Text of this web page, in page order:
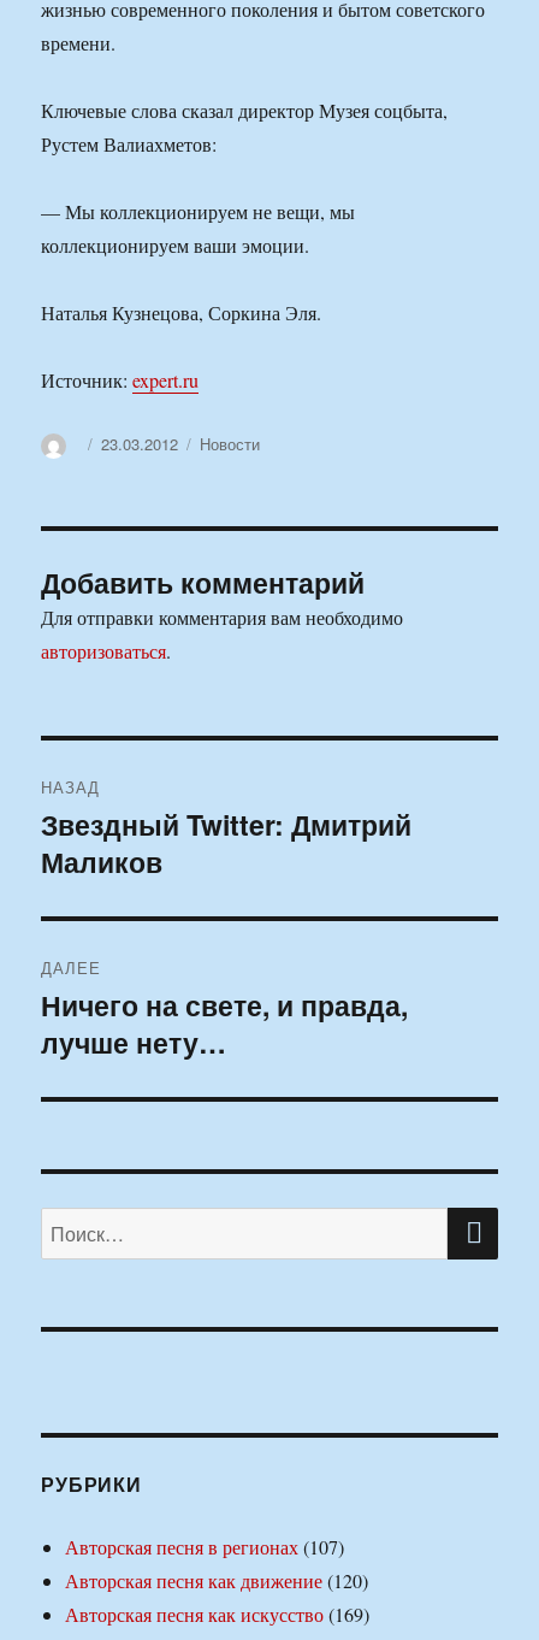
жизнью современного поколения и бытом советского
времени.
Ключевые слова сказал директор Музея соцбыта,
Рустем Валиахметов:
— Мы коллекционируем не вещи, мы
коллекционируем ваши эмоции.
Наталья Кузнецова, Соркина Эля.
Источник:expert.ru
АвторОпубликовано
23.03.2012 Рубрики
Новости
Добавить комментарий
Для отправки комментария вам необходимо
авторизоваться.
по
записям
НАЗАД
Предыдущая
запись:
Звездный Twitter: Дмитрий
Маликов
ДАЛЕЕ
Следующая
запись:
Ничего на свете, и правда,
лучше нету…
Искать:
РУБРИКИ
Авторская песня в регионах(107)
Авторская песня как движение(120)
Авторская песня как искусство(169)